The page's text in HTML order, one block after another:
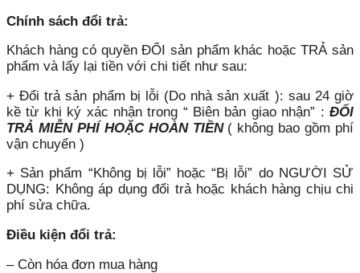
Chính sách đổi trả:
Khách hàng có quyền ĐỔI sản phẩm khác hoặc TRẢ sản
phẩm và lấy lại tiền với chi tiết như sau:
+ Đổi trả sản phẩm bị lỗi (Do nhà sản xuất ): sau 24 giờ
kề từ khi ký xác nhận trong “ Biên bản giao nhận” : ĐỔI
TRẢ MIỄN PHÍ HOẶC HOÀN TIỀN( không bao gồm phí
vận chuyển )
+ Sản phẩm “Không bị lỗi” hoặc “Bị lỗi” do NGƯỜI SỬ
DỤNG: Không áp dụng đổi trả hoặc khách hàng chịu chi
phí sửa chữa.
Điều kiện đổi trả:
– Còn hóa đơn mua hàng